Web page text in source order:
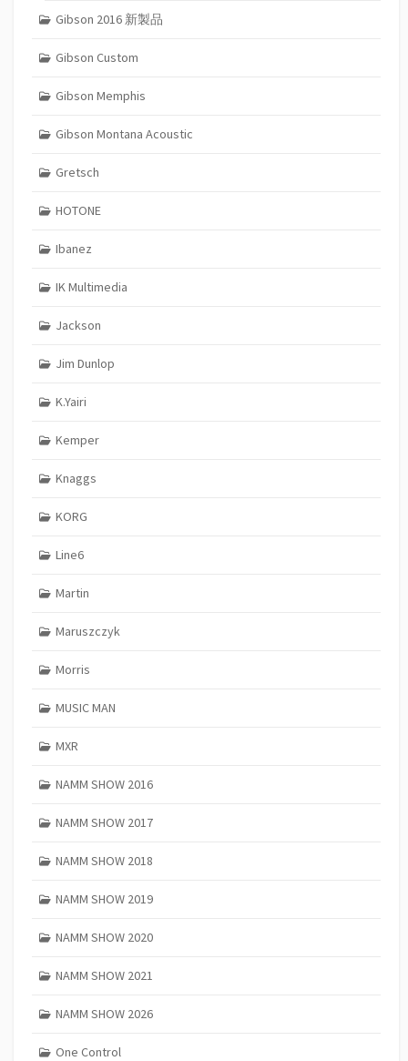
Gibson 2016 新製品
Gibson Custom
Gibson Memphis
Gibson Montana Acoustic
Gretsch
HOTONE
Ibanez
IK Multimedia
Jackson
Jim Dunlop
K.Yairi
Kemper
Knaggs
KORG
Line6
Martin
Maruszczyk
Morris
MUSIC MAN
MXR
NAMM SHOW 2016
NAMM SHOW 2017
NAMM SHOW 2018
NAMM SHOW 2019
NAMM SHOW 2020
NAMM SHOW 2021
NAMM SHOW 2026
One Control